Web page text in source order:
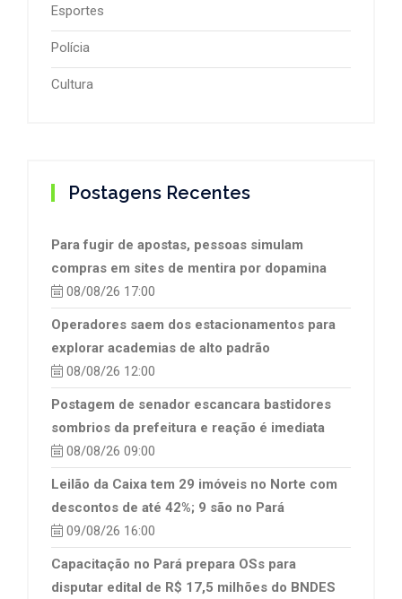
Esportes
Polícia
Cultura
Postagens Recentes
Para fugir de apostas, pessoas simulam
compras em sites de mentira por dopamina
08/08/26 17:00
Operadores saem dos estacionamentos para
explorar academias de alto padrão
08/08/26 12:00
Postagem de senador escancara bastidores
sombrios da prefeitura e reação é imediata
08/08/26 09:00
Leilão da Caixa tem 29 imóveis no Norte com
descontos de até 42%; 9 são no Pará
09/08/26 16:00
Capacitação no Pará prepara OSs para
disputar edital de R$ 17,5 milhões do BNDES